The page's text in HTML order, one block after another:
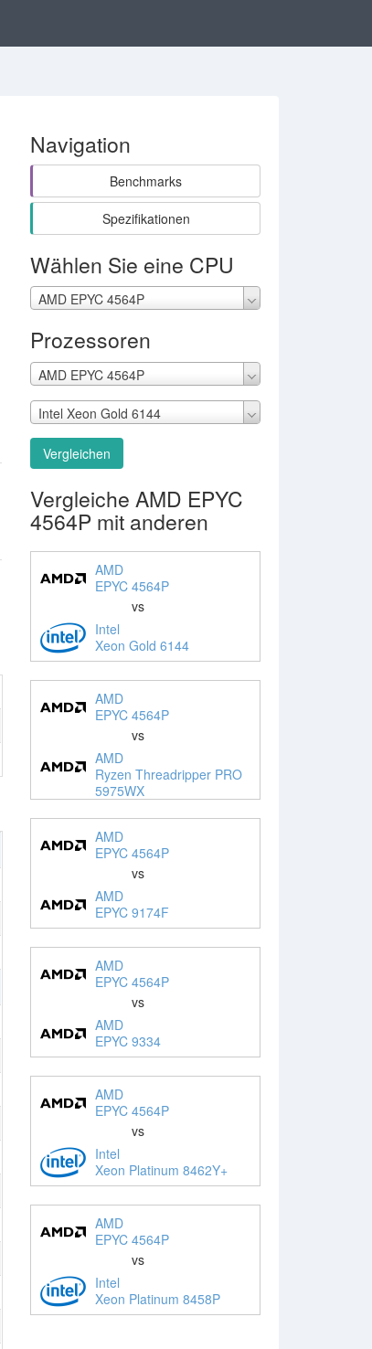
Navigation
Benchmarks
Spezifikationen
Wählen Sie eine CPU
AMD EPYC 4564P
Prozessoren
AMD EPYC 4564P
Intel Xeon Gold 6144
Vergleichen
Vergleiche AMD EPYC
4564P mit anderen
AMD
EPYC 4564P
vs
Intel
Xeon Gold 6144
AMD
EPYC 4564P
vs
AMD
Ryzen Threadripper PRO
5975WX
AMD
EPYC 4564P
vs
AMD
EPYC 9174F
AMD
EPYC 4564P
vs
AMD
EPYC 9334
AMD
EPYC 4564P
vs
Intel
Xeon Platinum 8462Y+
AMD
EPYC 4564P
vs
Intel
Xeon Platinum 8458P